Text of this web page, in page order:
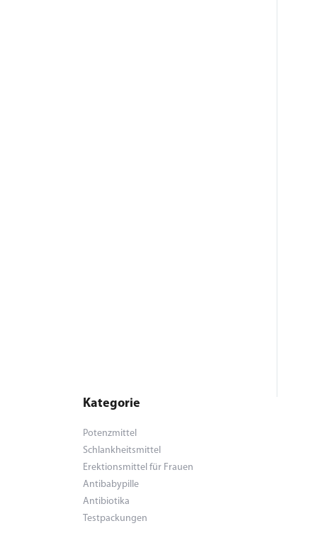
Kategorie
Potenzmittel
Schlankheitsmittel
Erektionsmittel für Frauen
Antibabypille
Antibiotika
Testpackungen